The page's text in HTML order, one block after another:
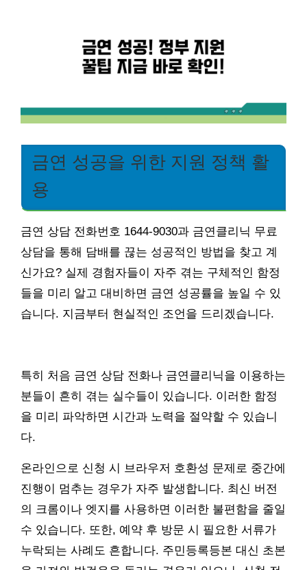
금연 성공을 위한 지원 정책 활
용
금연 상담 전화번호 1644-9030과 금연클리닉 무료
상담을 통해 담배를 끊는 성공적인 방법을 찾고 계
신가요? 실제 경험자들이 자주 겪는 구체적인 함정
들을 미리 알고 대비하면 금연 성공률을 높일 수 있
습니다. 지금부터 현실적인 조언을 드리겠습니다.
특히 처음 금연 상담 전화나 금연클리닉을 이용하는
분들이 흔히 겪는 실수들이 있습니다. 이러한 함정
을 미리 파악하면 시간과 노력을 절약할 수 있습니
다.
온라인으로 신청 시 브라우저 호환성 문제로 중간에
진행이 멈추는 경우가 자주 발생합니다. 최신 버전
의 크롬이나 엣지를 사용하면 이러한 불편함을 줄일
수 있습니다. 또한, 예약 후 방문 시 필요한 서류가
누락되는 사례도 흔합니다. 주민등록등본 대신 초본